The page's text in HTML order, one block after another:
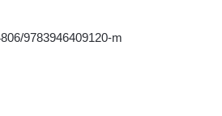
9783946409120-m